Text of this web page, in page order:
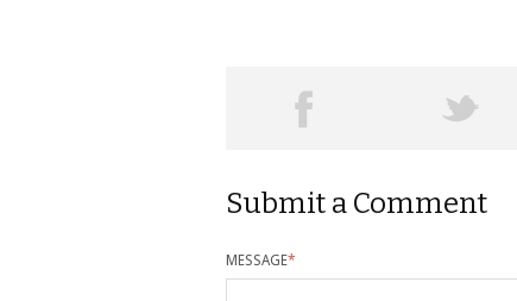
Submit a Comment
MESSAGE*